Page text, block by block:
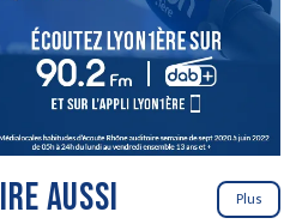
AUSSI Plus